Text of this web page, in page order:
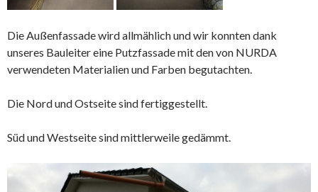
Die Außenfassade wird allmählich und wir konnten dank
unseres Bauleiter eine Putzfassade mit den von NURDA
verwendeten Materialien und Farben begutachten.
Die Nord und Ostseite sind fertiggestellt.
Süd und Westseite sind mittlerweile gedämmt.